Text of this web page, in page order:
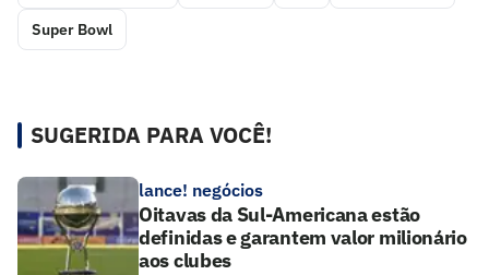
Super Bowl
SUGERIDA PARA VOCÊ!
lance! negócios
Oitavas da Sul-Americana estão
definidas e garantem valor milionário
aos clubes